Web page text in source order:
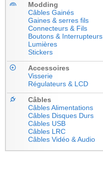
Modding
Câbles Gainés
Gaines & serres fils
Connecteurs & Fils
Boutons & Interrupteurs
Lumières
Stickers
Accessoires
Visserie
Régulateurs & LCD
Câbles
Câbles Alimentations
Câbles Disques Durs
Câbles USB
Câbles LRC
Câbles Vidéo & Audio